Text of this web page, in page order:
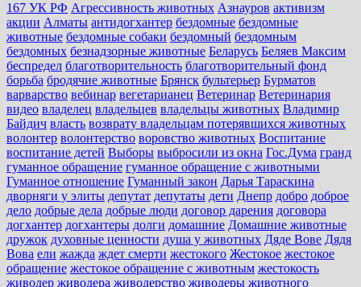
167 УК РФ Агрессивность животных Азнауров активизм
акции Алматы антидогхантер бездомные бездомные
животные бездомные собаки бездомный бездомным
бездомных безнадзорные животные Беларусь Беляев Максим
беспредел благотворительность благотворительный фонд
борьба бродячие животные Брянск бультерьер Бурматов
варварство вебинар вегетарианец Ветеринар Ветеринария
видео владелец владельцев владельцы животных Владимир
Байдич власть возврату владельцам потерявшихся животных
волонтер волонтерство воровство животных Воспитание
воспитание детей Выборы выбросили из окна Гос.Дума гранд
гуманное обращение гуманное обращение с животными
Гуманное отношение Гуманный закон Дарья Тараскина
дворняги у элиты депутат депутаты дети Днепр добро доброе
дело добрые дела добрые люди договор дарения договора
догхантер догхантеры долги домашние Домашние животные
дружок духовные ценности душа у животных Дяде Вове Дядя
Вова ели жажда ждет смерти жестокого Жестокое жестокое
обращение жестокое обращение с животным жестокость
живодер живодера живодерство живодеры животного